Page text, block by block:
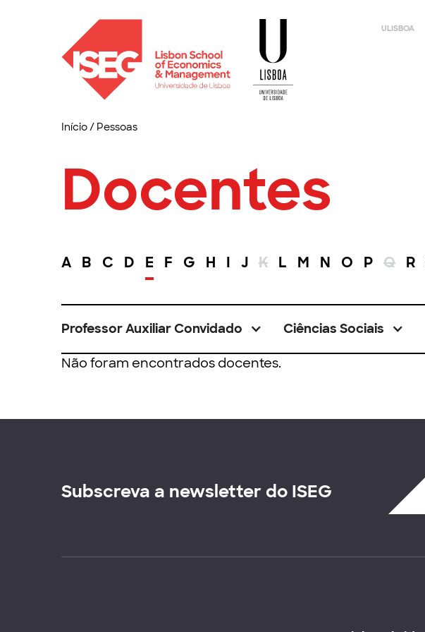
ULISBOA
Início/ Pessoas
Docentes
A B C D E F G H I J K L M N O P Q R
Professor Auxiliar Convidado Ciências Sociais
Não foram encontrados docentes.
Subscreva a newsletter do ISEG